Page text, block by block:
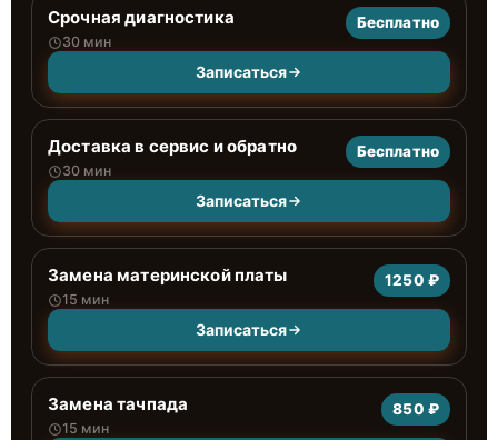
Срочная диагностика
30 мин
Бесплатно
Записаться
Доставка в сервис и обратно
30 мин
Бесплатно
Записаться
Замена материнской платы
15 мин
1250 ₽
Записаться
Замена тачпада
15 мин
850 ₽